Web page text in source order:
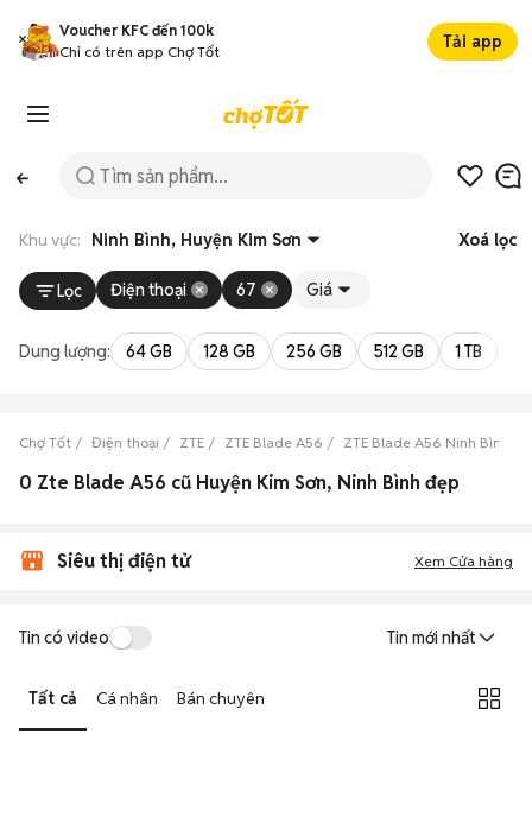
Voucher KFC đến 100k
Chỉ có trên app Chợ Tốt
Tải app
Khu vực: Ninh Bình, Huyện Kim Sơn Xoá lọc
Lọc Điện thoại 67 Giá
Dung lượng: 64 GB 128 GB 256 GB 512 GB 1 TB
Chợ Tốt Điện thoại ZTE ZTE Blade A56 ZTE Blade A56 Ninh Bình
0 Zte Blade A56 cũ Huyện Kim Sơn, Ninh Bình đẹp
Siêu thị điện tử Xem Cửa hàng
Tin có video Tin mới nhất
Tất cả Cá nhân Bán chuyên